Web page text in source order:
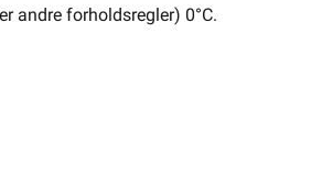
andre forholdsregler) 0°C.